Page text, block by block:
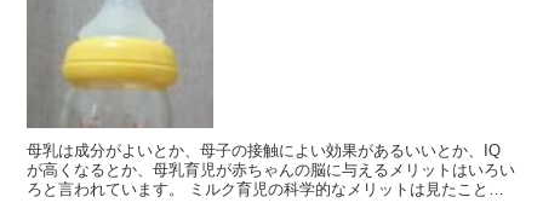
母乳は成分がよいとか、母子の接触によい効果があるいいとか、IQ
が高くなるとか、母乳育児が赤ちゃんの脳に与えるメリットはいろい
ろと言われています。 ミルク育児の科学的なメリットは見たことが